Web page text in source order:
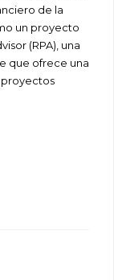
de la
un proyecto
(RPA), una
que ofrece una
proyectos